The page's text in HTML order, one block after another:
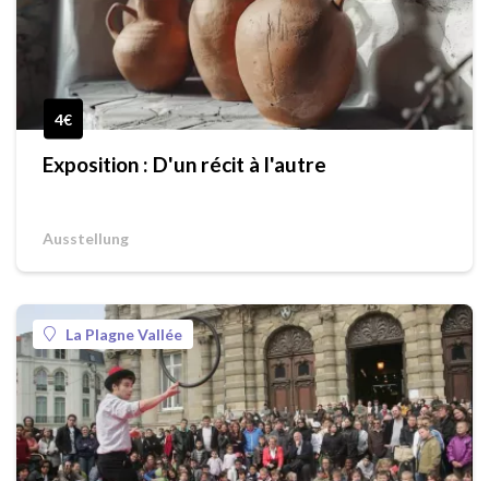
4€
Exposition : D'un récit à l'autre
Ausstellung
La Plagne Vallée